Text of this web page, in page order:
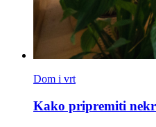
Dom i vrt
Kako pripremiti